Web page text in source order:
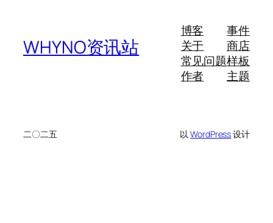
WHYNO资讯站
博客
关于
常见问题
作者
事件
商店
样板
主题
二〇二五 以WordPress设计